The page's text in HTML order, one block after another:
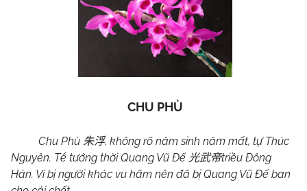
CHU PHÙ
Chu Phù 朱浮, không rõ năm sinh năm mất, tự Thúc
Nguyên. Tể tướng thời Quang Vũ Đế 光武帝triều Đông
Hán. Vì bị người khác vu hãm nên đã bị Quang Vũ Đế ban